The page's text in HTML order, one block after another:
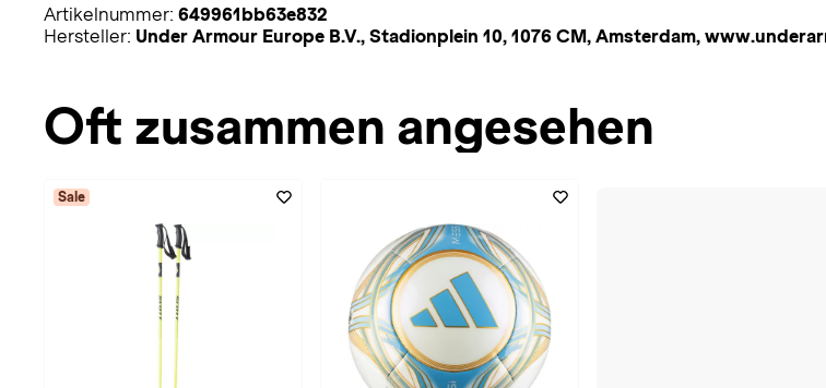
Artikelnummer: 649961bb63e832
Hersteller: Under Armour Europe B.V., Stadionplein 10, 1076 CM, Amsterdam,
Oft zusammen angesehen
Sale